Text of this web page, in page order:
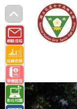
跳
轉
至
主
要
內
容